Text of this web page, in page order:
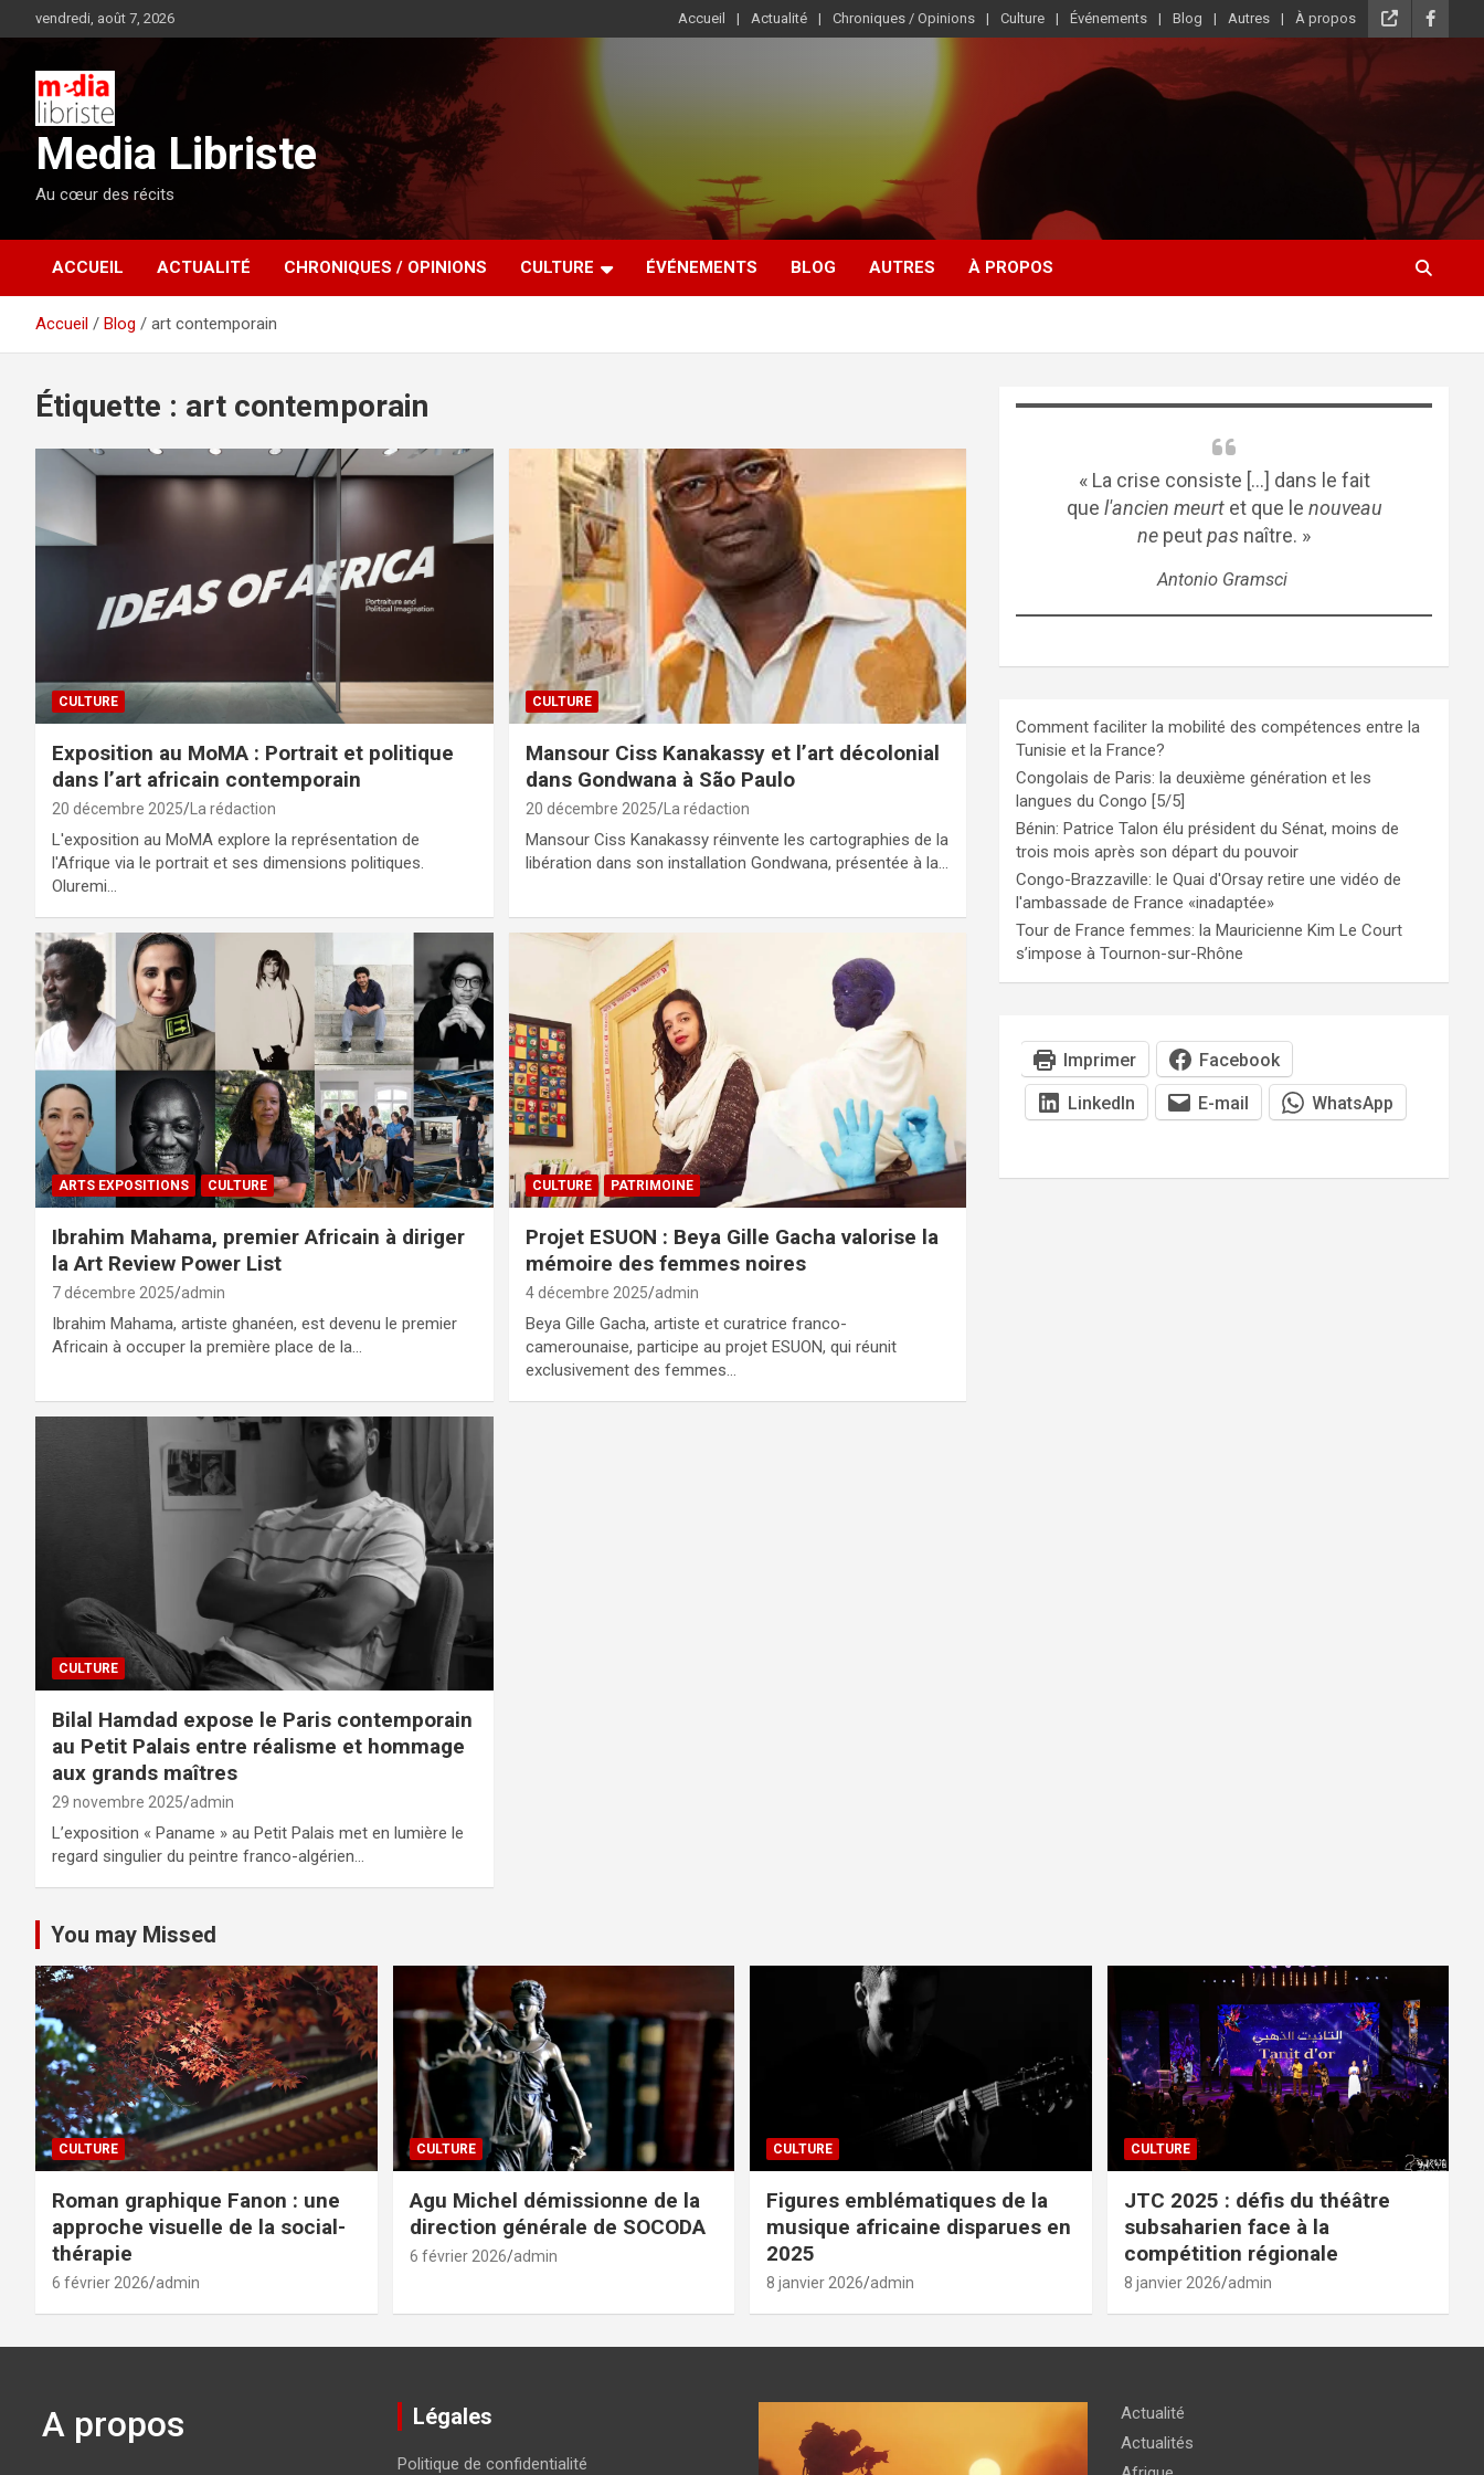
au
vendredi, août 7, 2026 Accueil Actualité Chroniques / Opinions Culture Événements Blog Autres À propos
Media Libriste
Au cœur des récits
ACCUEIL ACTUALITÉ CHRONIQUES / OPINIONS CULTURE ÉVÉNEMENTS BLOG AUTRES À PROPOS
Accueil Blog art contemporain
Étiquette : art contemporain
CULTURE
Exposition au MoMA : Portrait et politique
dans l’art africain contemporain
20 décembre 2025 La rédaction
L'exposition au MoMA explore la représentation de
l'Afrique via le portrait et ses dimensions politiques.
Oluremi…
CULTURE
Mansour Ciss Kanakassy et l’art décolonial
dans Gondwana à São Paulo
20 décembre 2025 La rédaction
Mansour Ciss Kanakassy réinvente les cartographies de la
libération dans son installation Gondwana, présentée à la…
ARTS EXPOSITIONS CULTURE
Ibrahim Mahama, premier Africain à diriger
la Art Review Power List
7 décembre 2025 admin
Ibrahim Mahama, artiste ghanéen, est devenu le premier
Africain à occuper la première place de la…
CULTURE PATRIMOINE
Projet ESUON : Beya Gille Gacha valorise la
mémoire des femmes noires
4 décembre 2025 admin
Beya Gille Gacha, artiste et curatrice franco-
camerounaise, participe au projet ESUON, qui réunit
exclusivement des femmes…
CULTURE
Bilal Hamdad expose le Paris contemporain
au Petit Palais entre réalisme et hommage
aux grands maîtres
29 novembre 2025 admin
L’exposition « Paname » au Petit Palais met en lumière le
regard singulier du peintre franco-algérien…
« La crise consiste [...] dans le fait
que l'ancien meurtet que le nouveau
ne peutpas naître. »
Antonio Gramsci
Comment faciliter la mobilité des compétences entre la
Tunisie et la France?
Congolais de Paris: la deuxième génération et les
langues du Congo [5/5]
Bénin: Patrice Talon élu président du Sénat, moins de
trois mois après son départ du pouvoir
Congo-Brazzaville: le Quai d'Orsay retire une vidéo de
l'ambassade de France «inadaptée»
Tour de France femmes: la Mauricienne Kim Le Court
s’impose à Tournon-sur-Rhône
Imprimer Facebook
LinkedIn E-mail WhatsApp
You may Missed
CULTURE
Roman graphique Fanon : une
approche visuelle de la social-
thérapie
6 février 2026 admin
CULTURE
Agu Michel démissionne de la
direction générale de SOCODA
6 février 2026 admin
CULTURE
Figures emblématiques de la
musique africaine disparues en
2025
8 janvier 2026 admin
CULTURE
JTC 2025 : défis du théâtre
subsaharien face à la
compétition régionale
8 janvier 2026 admin
A propos Légales
Politique de confidentialité
Actualité
Actualités